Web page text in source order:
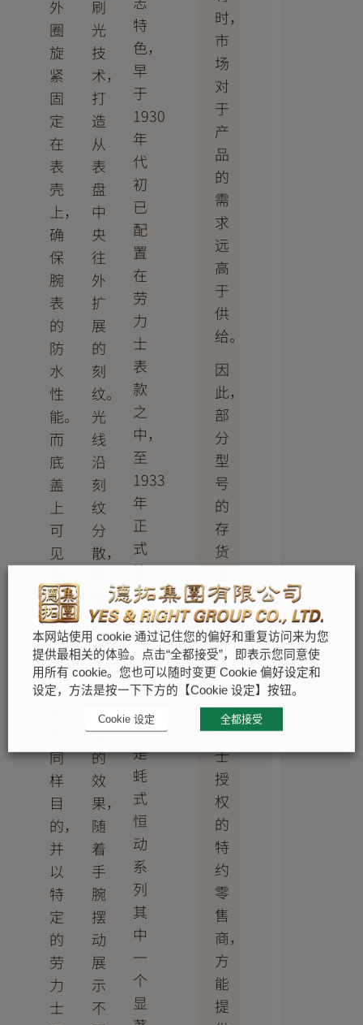
外
圈
旋
紧
固
定
在
表
壳
上，
确
保
腕
表
的
防
水
性
能。
而
底
盖
上
可
见
坑
纹
设
计
亦
同
样
目
的，
并
以
特
定
的
劳
力
士
刷
光
技
术，
打
造
从
表
盘
中
央
往
外
扩
展
的
刻
纹。
光
线
沿
刻
纹
分
散，
出
隐
约
而
独
特
的
效
果，
随
着
手
腕
摆
动
展
示
不
特
色，
早
于
1930
年
代
初
已
配
置
在
劳
力
士
表
款
之
中，
至
1933
年
正
式
注
册
商
标
名
称。
亦
是
蚝
式
恒
动
系
列
其
中
一
个
显
时，
市
场
对
于
产
品
的
需
求
远
高
于
供
给。
因
此，
部
分
型
号
的
存
货
能
有
限。
唯
有
劳
力
士
授
权
的
特
约
零
售
商，
方
能
提
本网站使用 cookie 通过记住您的偏好和重复访问来为您
提供最相关的体验。点击“全都接受”，即表示您同意使
用所有 cookie。您也可以随时变更 Cookie 偏好设定和
设定，方法是按一下下方的【Cookie 设定】按钮。
Cookie 设定 全都接受